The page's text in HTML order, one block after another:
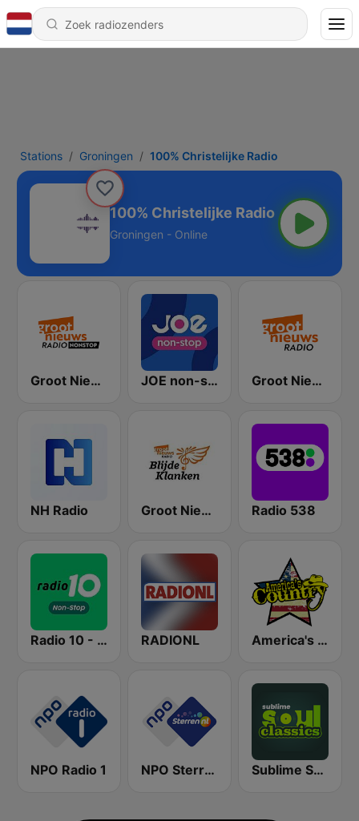
Stations Groningen 100% Christelijke Radio
100% Christelijke Radio
Groningen - Online
Groot Nieuws Radio Non-stop JOE non-stop Groot Nieuws Radio
NH Radio Groot Nieuws Radio Blijde Klanken Radio 538
Radio 10 - Non-stop RADIONL America's Country
NPO Radio 1 NPO Sterren Sublime Soul Classics